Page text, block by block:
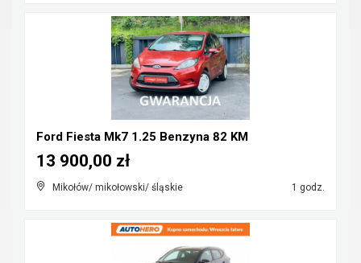
Ford Fiesta Mk7 1.25 Benzyna 82 KM
Mikołów/ mikołowski/ śląskie 1 godz.
13 900,00 zł